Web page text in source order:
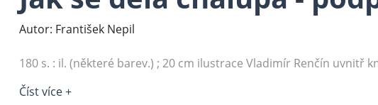
Autor: František Nepil
180 s. : il. (některé barev.) ; 20 cm ilustrace Vladimír Renčín uvnitř
Číst více +